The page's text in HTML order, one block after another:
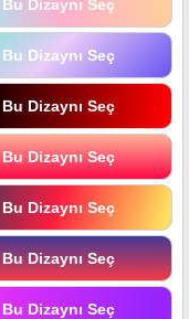
Bu Dizaynı Seç
Bu Dizaynı Seç
Bu Dizaynı Seç
Bu Dizaynı Seç
Bu Dizaynı Seç
Bu Dizaynı Seç
Bu Dizaynı Seç